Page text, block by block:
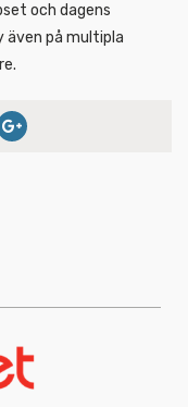
och dagens
även på multipla